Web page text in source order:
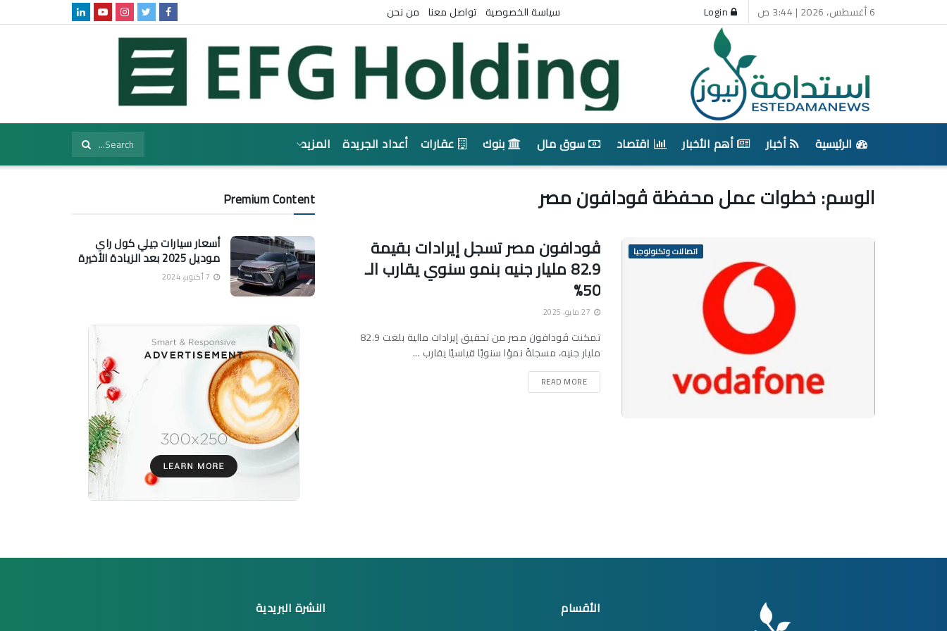
6 أغسطس، 2026 | 3:44 ص سياسة الخصوصية تواصل معنا من نحن
الرئيسية أخبار أهم الأخبار اقتصاد سوق مال بنوك عقارات أعداد الجريدة المزيد
الوسم: خطوات عمل محفظة ڤودافون مصر
اتصالات وتكنولوجيا ڤودافون مصر تسجل إيرادات بقيمة
82.9 مليار جنيه بنمو سنوي يقارب الـ
50%
تمكنت ڤودافون مصر من تحقيق إيرادات مالية بلغت 82.9
مليار جنيه، مسجلةً نموًا سنويًا قياسيًا يقارب ...
READ MORE
Premium Content
أسعار سيارات جيلي كول راي
موديل 2025 بعد الزيادة الأخيرة
الأقسام النشرة البريدية